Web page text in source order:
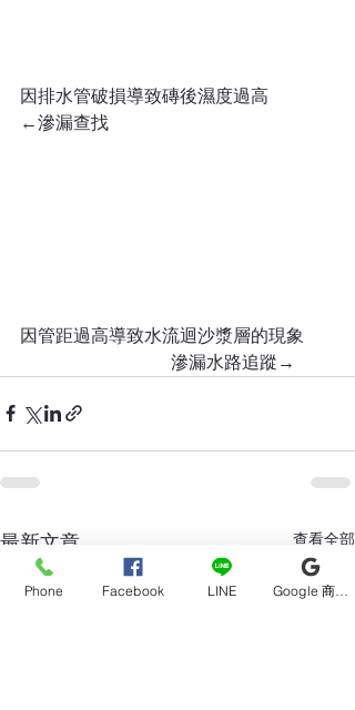
因排水管破損導致磚後濕度過高
←滲漏查找
因管距過高導致水流迴沙漿層的現象
                                  滲漏水路追蹤→
最新文章 查看全部
Phone Facebook LINE